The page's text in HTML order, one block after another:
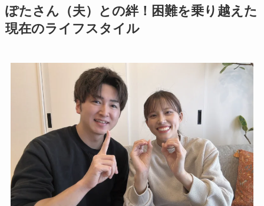
ぽたさん（夫）との絆！困難を乗り越えた
現在のライフスタイル